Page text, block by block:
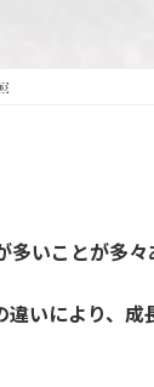
いことが多々
いにより、